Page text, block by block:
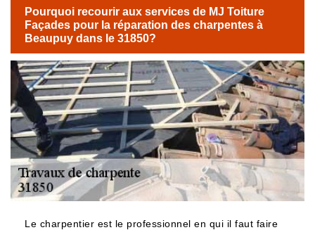
Pourquoi recourir aux services de MJ Toiture
Façades pour la réparation des charpentes à
Beaupuy dans le 31850?
Le charpentier est le professionnel en qui il faut faire